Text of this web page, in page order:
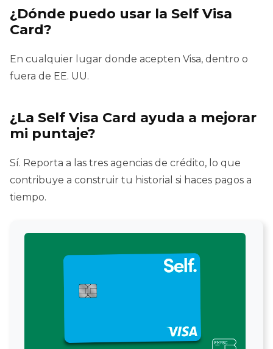
¿Dónde puedo usar la Self Visa
Card?
En cualquier lugar donde acepten Visa, dentro o
fuera de EE. UU.
¿La Self Visa Card ayuda a mejorar
mi puntaje?
Sí. Reporta a las tres agencias de crédito, lo que
contribuye a construir tu historial si haces pagos a
tiempo.